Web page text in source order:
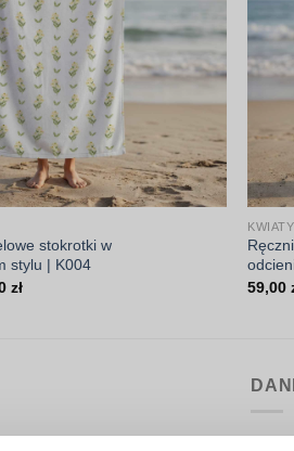
stokrotki w
stylu | K004
złZakres
KWIATY
59,00